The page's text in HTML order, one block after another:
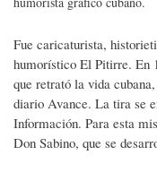
Fue caricaturista,
humorístico El Pitirre. En
que retrató la vida
diario Avance. La tira se
Información. Para esta
Don Sabino, que se